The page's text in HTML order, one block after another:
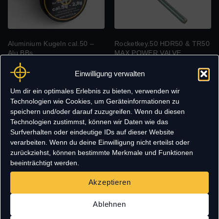
Einwilligung verwalten
Um dir ein optimales Erlebnis zu bieten, verwenden wir
Technologien wie Cookies, um Geräteinformationen zu
speichern und/oder darauf zuzugreifen. Wenn du diesen
Technologien zustimmst, können wir Daten wie das
Surfverhalten oder eindeutige IDs auf dieser Website
verarbeiten. Wenn du deine Einwilligung nicht erteilst oder
zurückziehst, können bestimmte Merkmale und Funktionen
beeinträchtigt werden.
Akzeptieren
Ablehnen
Aluminium Kugeln cal.50 –
Alu BBs
24,95
Rocketkey.50 HDR50 & TR50
MAX POWER VALVE
Angebot!
200x GoldShot Performance
cal.68 Aluminium Kugeln –
Needler Tails – Treibspiegel